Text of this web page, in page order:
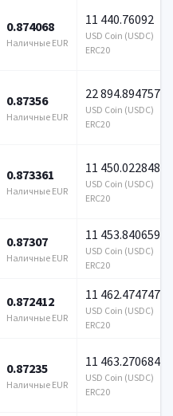
0.874068
Наличные EUR
11 440.76092
USD Coin (USDC)
ERC20
0.87356
Наличные EUR
22 894.894757
USD Coin (USDC)
ERC20
0.873361
Наличные EUR
11 450.022848
USD Coin (USDC)
ERC20
0.87307
Наличные EUR
11 453.840659
USD Coin (USDC)
ERC20
0.872412
Наличные EUR
11 462.474747
USD Coin (USDC)
ERC20
0.87235
Наличные EUR
11 463.270684
USD Coin (USDC)
ERC20